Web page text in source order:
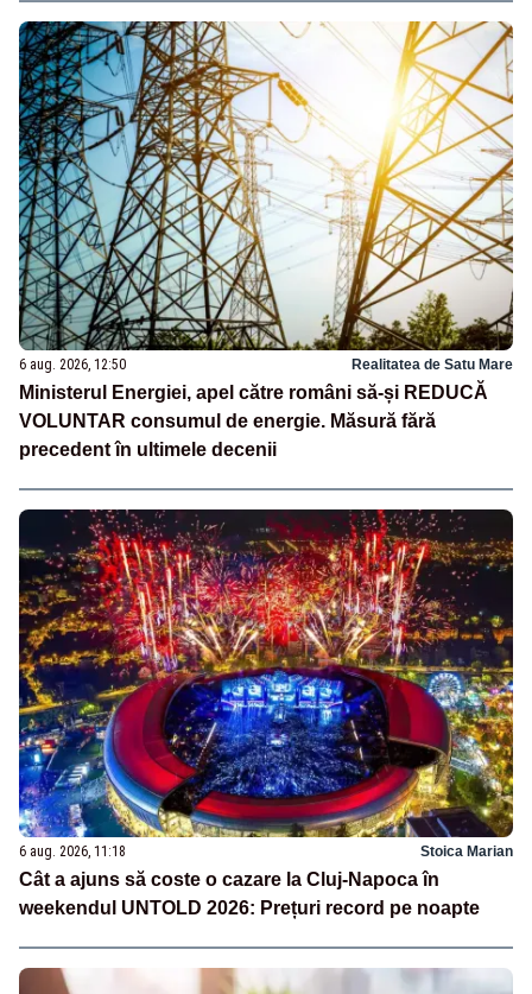
6 aug. 2026, 12:50 Realitatea de Satu Mare
Ministerul Energiei, apel către români să-și REDUCĂ
VOLUNTAR consumul de energie. Măsură fără
precedent în ultimele decenii
6 aug. 2026, 11:18 Stoica Marian
Cât a ajuns să coste o cazare la Cluj-Napoca în
weekendul UNTOLD 2026: Prețuri record pe noapte